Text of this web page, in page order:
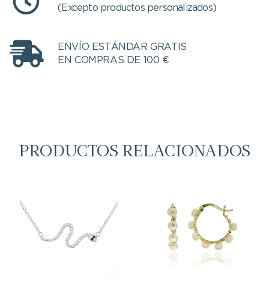
(Excepto productos personalizados)
ENVÍO ESTÁNDAR GRATIS
EN COMPRAS DE 100 €
PRODUCTOS RELACIONADOS